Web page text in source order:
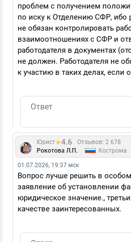
проблем с получением
по иску к Отделению СФР, ибо
не обязан контролировать
взаимоотношениях с СФР и
работодателя в документах
не должен. Работодателя не
к участию в таких делах, если
Юрист 4.6
Отзывов: 2 678
Рокотова Л.П.
Кострома
01.07.2026, 19:37 мск
Вопрос лучше решить в
заявление об установлении
юридическое значение.,
качестве заинтересованных.